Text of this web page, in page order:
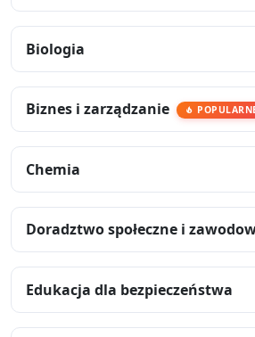
Biologia
Biznes i zarządzanie
Chemia
Doradztwo społeczne i
Edukacja dla bezpieczeństwa